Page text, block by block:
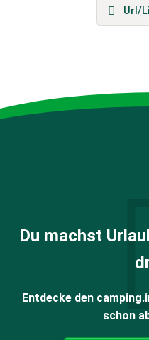
Url/
Du machst
Entdecke den
schon